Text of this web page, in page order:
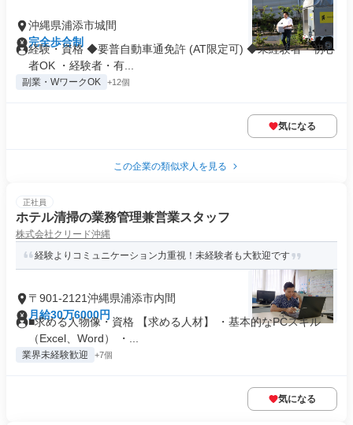
沖縄県浦添市城間
完全歩合制
経験・資格 ◆要普自動車通免許 (AT限定可) ◆未経験者・初心
者OK ・経験者・有...
副業・WワークOK +12個
気になる
この企業の類似求人を見る
正社員
ホテル清掃の業務管理兼営業スタッフ
株式会社クリード沖縄
経験よりコミュニケーション力重視！未経験者も大歓迎です
〒901-2121沖縄県浦添市内間
月給30万6000円
■求める人物像・資格 【求める人材】 ・基本的なPCスキル
（Excel、Word） ・...
業界未経験歓迎 +7個
気になる